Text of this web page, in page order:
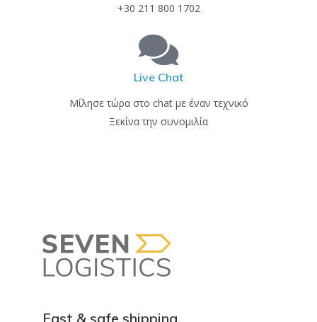
+30 211 800 1702
Live Chat
Μίλησε τώρα στο chat με έναν τεχνικό
Ξεκίνα την συνομιλία
Fast & safe shipping.